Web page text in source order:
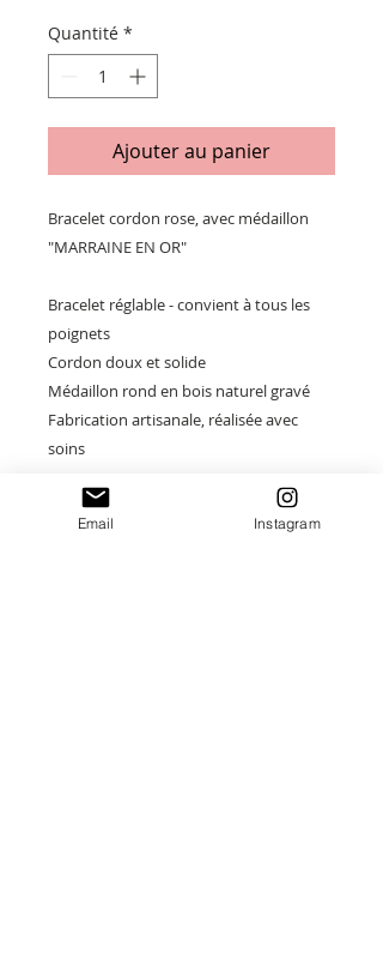
Quantité *
Ajouter au panier
Bracelet cordon rose, avec médaillon
"MARRAINE EN OR"
Bracelet réglable - convient à tous les
poignets
Cordon doux et solide
Médaillon rond en bois naturel gravé
Fabrication artisanale, réalisée avec
soins
Idéal pour : un cadeau symbolique, une
attention délicate pour la marraine, ou
Email Instagram